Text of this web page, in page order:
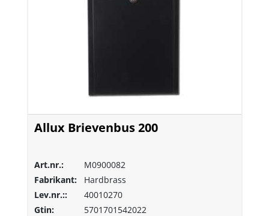
Allux Brievenbus 200
Art.nr.:
M0900082
Fabrikant:
Hardbrass
Lev.nr.::
40010270
Gtin:
5701701542022